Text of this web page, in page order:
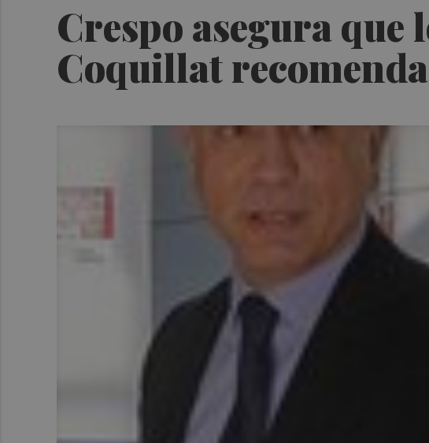
Crespo asegura
Coquillat